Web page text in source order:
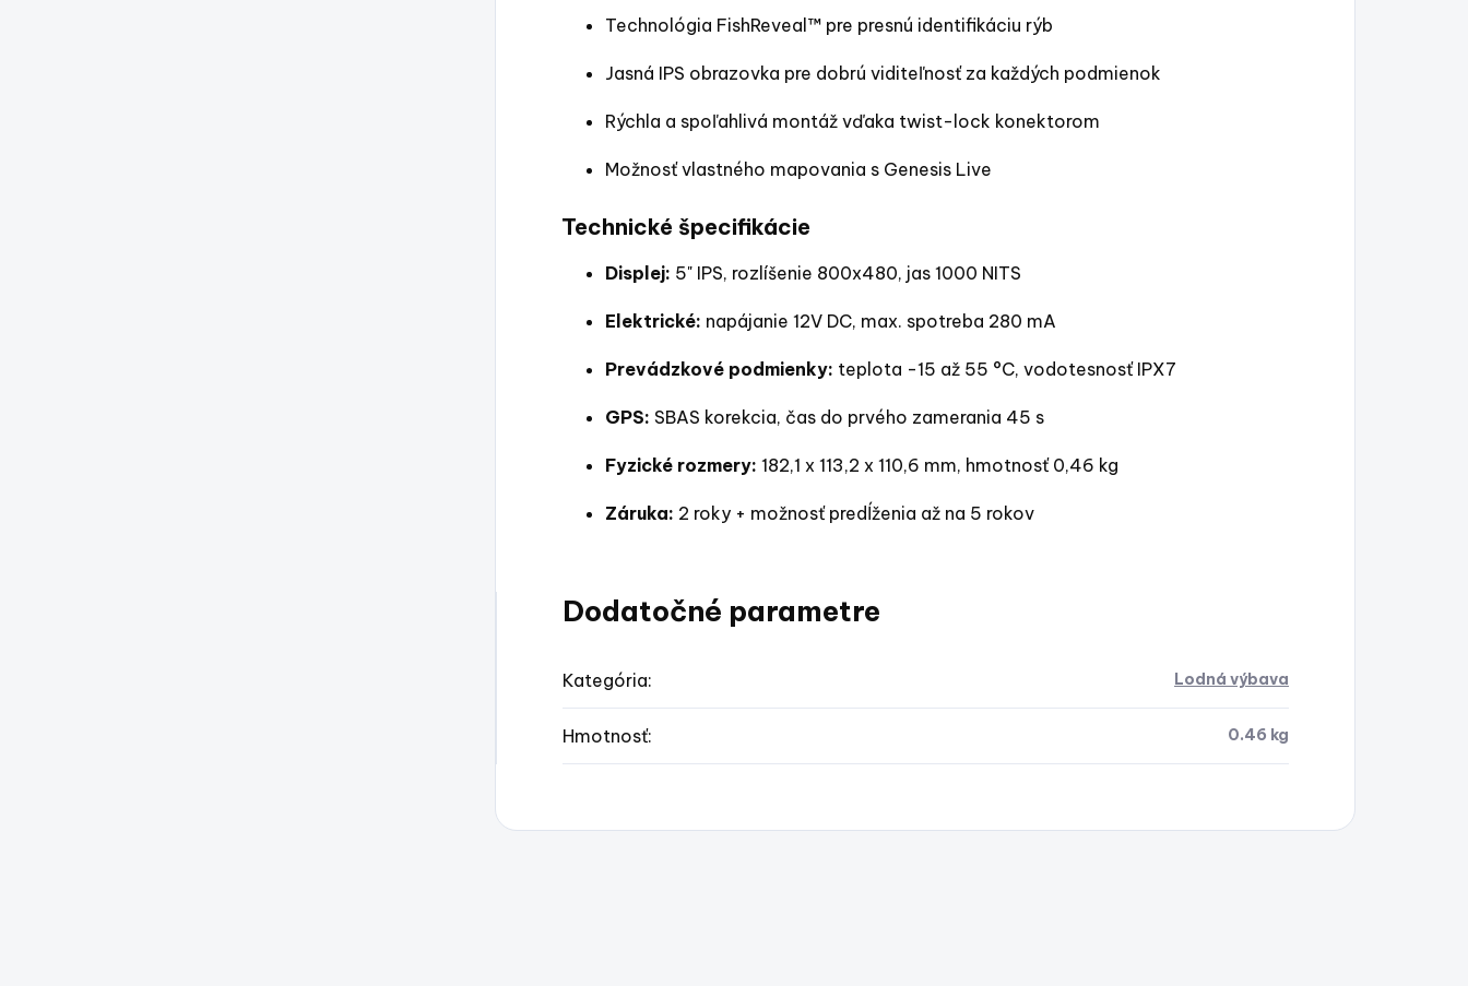
Technológia FishReveal™ pre presnú identifikáciu rýb
Jasná IPS obrazovka pre dobrú viditeľnosť za každých podmienok
Rýchla a spoľahlivá montáž vďaka twist-lock konektorom
Možnosť vlastného mapovania s Genesis Live
Technické špecifikácie
Displej: 5" IPS, rozlíšenie 800x480, jas 1000 NITS
Elektrické: napájanie 12V DC, max. spotreba 280 mA
Prevádzkové podmienky: teplota -15 až 55 °C, vodotesnosť IPX7
GPS: SBAS korekcia, čas do prvého zamerania 45 s
Fyzické rozmery: 182,1 x 113,2 x 110,6 mm, hmotnosť 0,46 kg
Záruka: 2 roky + možnosť predĺženia až na 5 rokov
Dodatočné parametre
Kategória: Lodná výbava
Hmotnosť: 0.46 kg